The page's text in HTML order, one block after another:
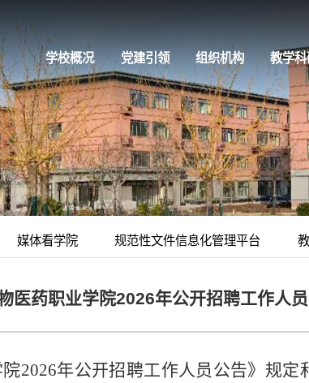
学校概况 党建引领 组织机构 教学科
媒体看学院 规范性文件信息化管理平台
医药职业学院2026年公开招聘工作人
2026年公开招聘工作人员公告》规定